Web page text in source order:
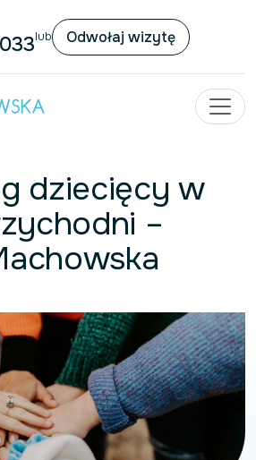
lub Odwołaj wizytę
dziecięcy w
–